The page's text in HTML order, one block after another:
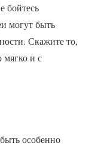
бойтесь
могут быть
Скажите то,
мягко и с
особенно